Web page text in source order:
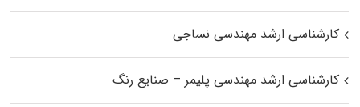
کارشناسی ارشد مهندسی نساجی
کارشناسی ارشد مهندسی پلیمر – صنایع رنگ